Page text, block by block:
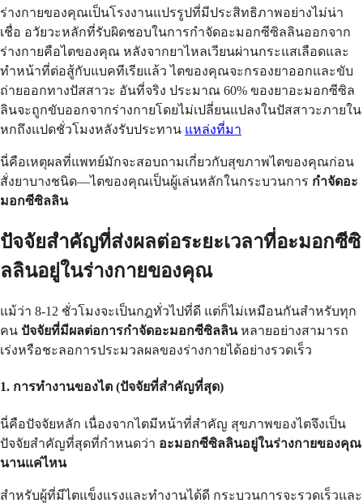
ร่างกายของคุณเป็นโรงงานแปรรูปที่มีประสิทธิภาพอย่างไม่น่า
เชื่อ อวัยวะหลักที่รับผิดชอบในการกำจัดอะมอกซีซิลลินออกจาก
ร่างกายคือไตของคุณ หลังจากยาไหลเวียนผ่านกระแสเลือดและ
ทำหน้าที่ต่อสู้กับแบคทีเรียแล้ว ไตของคุณจะกรองยาออกและขับ
ถ่ายออกทางปัสสาวะ อันที่จริง ประมาณ 60% ของยาอะมอกซีซิล
ลินจะถูกขับออกจากร่างกายโดยไม่เปลี่ยนแปลงในปัสสาวะภายใน
หกถึงแปดชั่วโมงหลังรับประทาน แหล่งที่มา
นี่คือเหตุผลที่แพทย์มักจะสอบถามเกี่ยวกับสุขภาพไตของคุณก่อน
สั่งยาบางชนิด—ไตของคุณเป็นผู้เล่นหลักในกระบวนการ กำจัดอะ
มอกซีซิลลิน
ปัจจัยสำคัญที่ส่งผลต่อระยะเวลาที่อะมอกซีซิ
ลลินอยู่ในร่างกายของคุณ
แม้ว่า 8-12 ชั่วโมงจะเป็นกฎทั่วไปที่ดี แต่ก็ไม่เหมือนกันสำหรับทุก
คน ปัจจัยที่มีผลต่อการกำจัดอะมอกซีซิลลินหลายอย่างสามารถ
เร่งหรือชะลอการประมวลผลของร่างกายได้อย่างรวดเร็ว
1. การทำงานของไต (ปัจจัยที่สำคัญที่สุด)
นี่คือปัจจัยหลัก เนื่องจากไตมีหน้าที่สำคัญ สุขภาพของไตจึงเป็น
ปัจจัยสำคัญที่สุดที่กำหนดว่า อะมอกซีซิลลินอยู่ในร่างกายของคุณ
นานแค่ไหน
สำหรับผู้ที่มีไตแข็งแรงและทำงานได้ดี กระบวนการจะรวดเร็วและ